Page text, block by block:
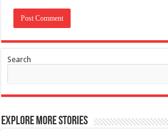
Search
Explore More Stories